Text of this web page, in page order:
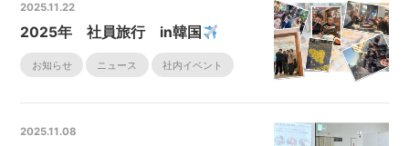
2025.11.22
2025年 社員旅行 in韓国
お知らせ ニュース 社内イベント
2025.11.08